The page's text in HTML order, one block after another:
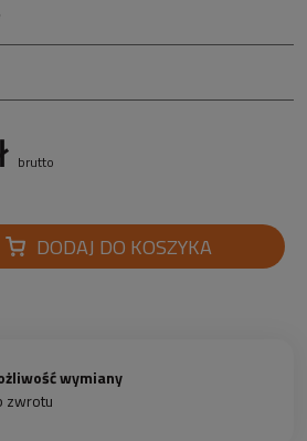
brutto
DODAJ DO KOSZYKA
wymiany
zwrotu